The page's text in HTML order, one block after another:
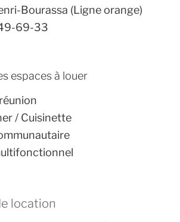
Bourassa (Ligne orange)
69-33
espaces à louer
/ Cuisinette
location